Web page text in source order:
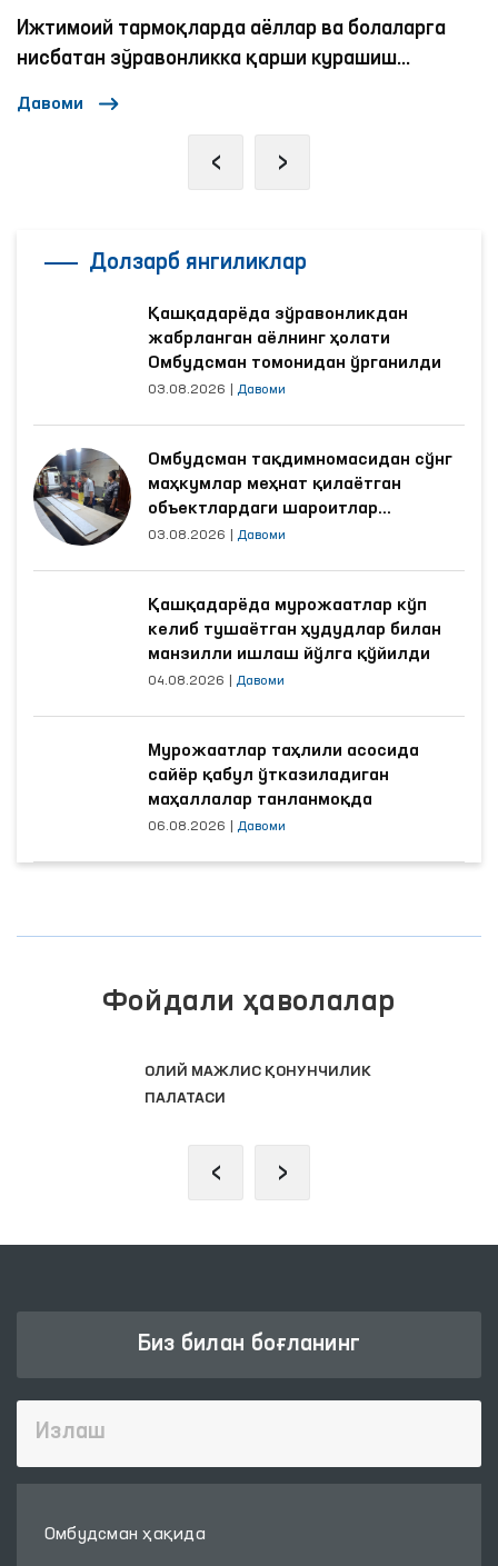
Ижтимоий тармоқларда аёллар ва болаларга
нисбатан зўравонликка қарши курашиш
Давоми
‹ ›
Долзарб янгиликлар
Қашқадарёда зўравонликдан
жабрланган аёлнинг ҳолати
Омбудсман томонидан ўрганилди
03.08.2026 Давоми
Омбудсман тақдимномасидан сўнг
маҳкумлар меҳнат қилаётган
объектлардаги шароитлар
яхшиланди
03.08.2026 Давоми
Қашқадарёда мурожаатлар кўп
келиб тушаётган ҳудудлар билан
манзилли ишлаш йўлга қўйилди
04.08.2026 Давоми
Мурожаатлар таҳлили асосида
сайёр қабул ўтказиладиган
маҳаллалар танланмоқда
06.08.2026 Давоми
Фойдали ҳаволалар
ОЛИЙ МАЖЛИС ҚОНУНЧИЛИК
ПАЛАТАСИ
‹ ›
Биз билан боғланинг
Омбудсман ҳақида